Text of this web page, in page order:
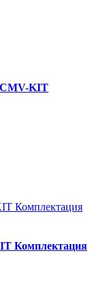
KIT
Комплектация